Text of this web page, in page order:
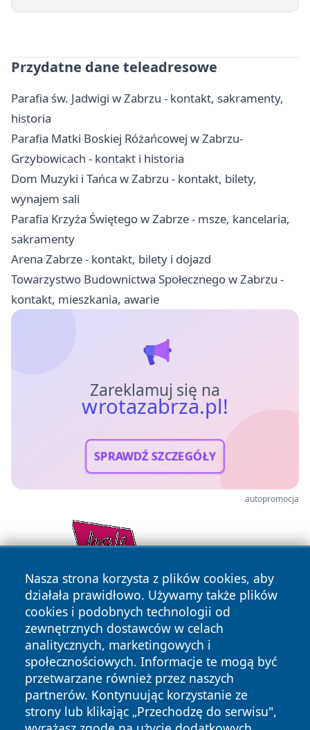
Przydatne dane teleadresowe
Parafia św. Jadwigi w Zabrzu - kontakt, sakramenty,
historia
Parafia Matki Boskiej Różańcowej w Zabrzu-
Grzybowicach - kontakt i historia
Dom Muzyki i Tańca w Zabrzu - kontakt, bilety,
wynajem sali
Parafia Krzyża Świętego w Zabrze - msze, kancelaria,
sakramenty
Arena Zabrze - kontakt, bilety i dojazd
Towarzystwo Budownictwa Społecznego w Zabrzu -
kontakt, mieszkania, awarie
Zareklamuj się na
wrotazabrza.pl!
SPRAWDŹ SZCZEGÓŁY
autopromocja
Nasza strona korzysta z plików cookies, aby
działała prawidłowo. Używamy także plików
cookies i podobnych technologii od
zewnętrznych dostawców w celach
analitycznych, marketingowych i
społecznościowych. Informacje te mogą być
przetwarzane również przez naszych
partnerów. Kontynuując korzystanie ze
strony lub klikając „Przechodzę do serwisu",
Copyright © 2026 wrotazabrza.pl Wszystkie prawa
zastrzeżone.